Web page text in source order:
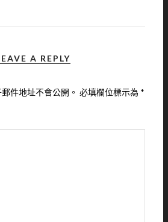
A REPLY
件地址不會公開。 必填欄位標示為 *